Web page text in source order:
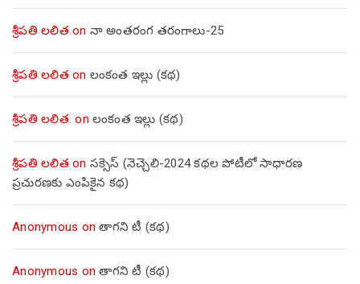
శ్రీపతి లలిత on నా అంతరంగ తరంగాలు-25
శ్రీపతి లలిత on లంకంత ఇల్లు (కథ)
శ్రీపతి లలిత. on లంకంత ఇల్లు (కథ)
శ్రీపతి లలిత on సక్సెస్ (నెచ్చెలి-2024 కథల పోటీలో సాధారణ
ప్రచురణకు ఎంపికైన కథ)
Anonymous onతాగని టీ (కథ)
Anonymous onతాగని టీ (కథ)